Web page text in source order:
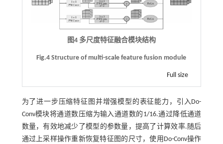
图4 多尺度特征融合模块结构
Fig.4 Structure of multi-scale feature fusion module
Full size
为了进一步压缩特征图并增强模型的表征能力，引入Do-
Conv模块将通道数压缩为输入通道数的1/16.通过降低通道
数量，有效地减少了模型的参数量，提高了计算效率.随后
通过上采样操作重新恢复特征图的尺寸，使用Do-Conv操作